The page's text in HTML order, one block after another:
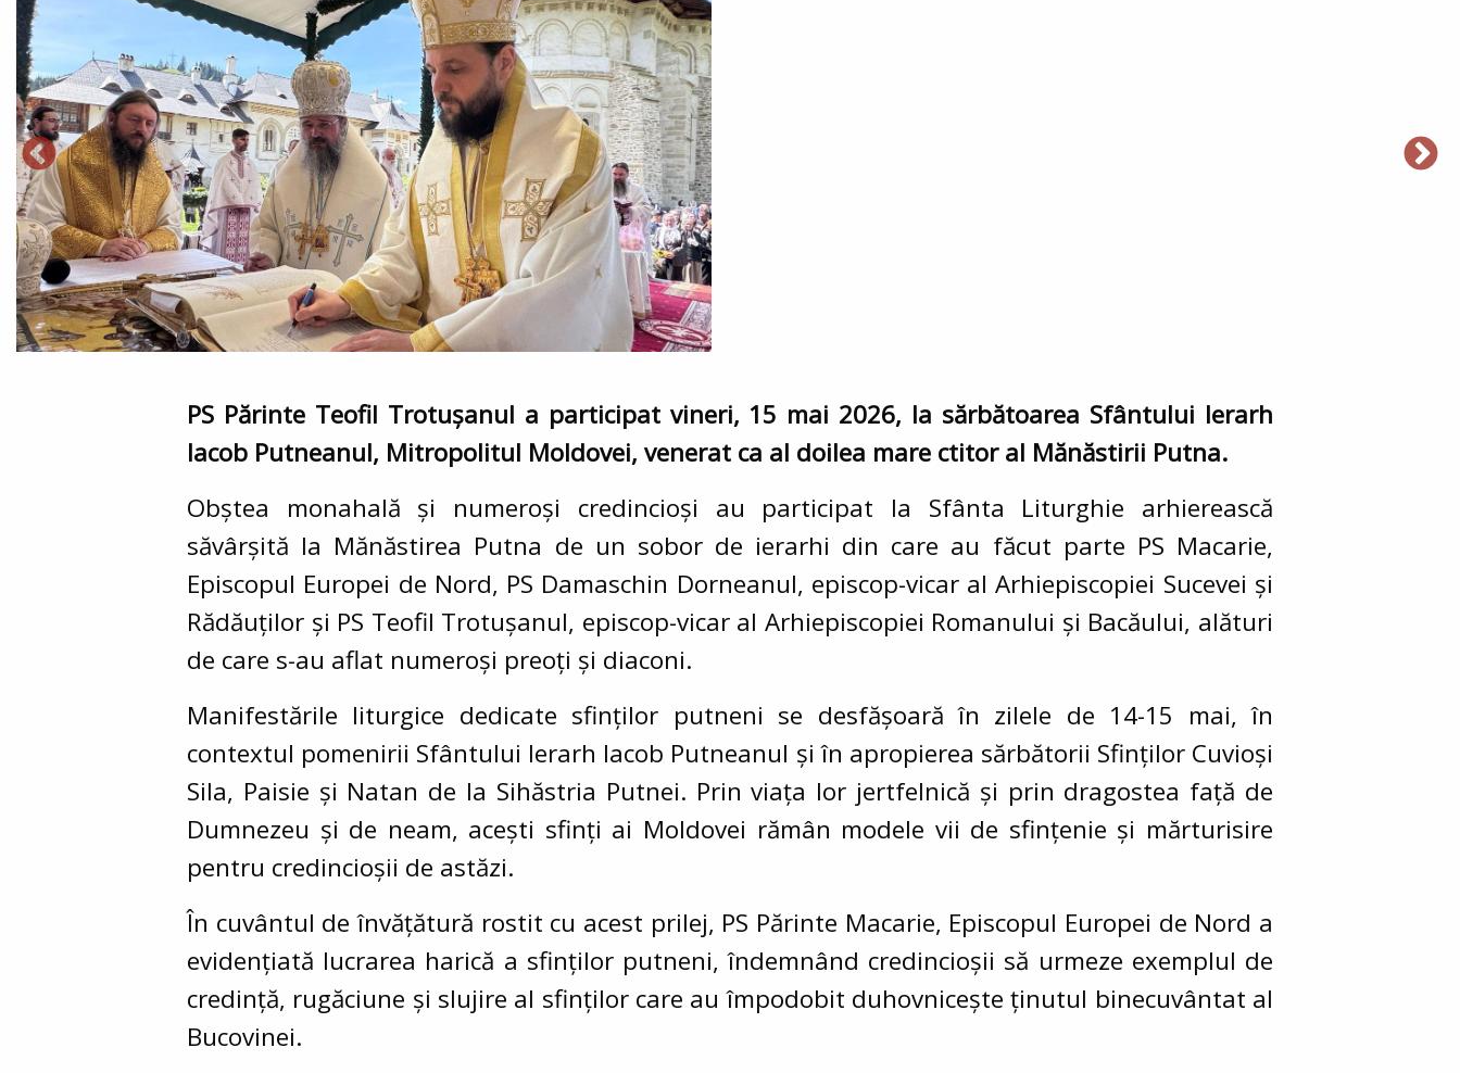
PS Părinte Teofil Trotușanul a participat vineri, 15 mai 2026, la sărbătoarea Sfântului Ierarh
Iacob Putneanul, Mitropolitul Moldovei, venerat ca al doilea mare ctitor al Mănăstirii Putna.
Obștea monahală și numeroși credincioși au participat la Sfânta Liturghie arhierească
săvârșită la Mănăstirea Putna de un sobor de ierarhi din care au făcut parte PS Macarie,
Episcopul Europei de Nord, PS Damaschin Dorneanul, episcop-vicar al Arhiepiscopiei Sucevei și
Rădăuților și PS Teofil Trotușanul, episcop-vicar al Arhiepiscopiei Romanului și Bacăului, alături
de care s-au aflat numeroși preoți și diaconi.
Manifestările liturgice dedicate sfinților putneni se desfășoară în zilele de 14-15 mai, în
contextul pomenirii Sfântului Ierarh Iacob Putneanul și în apropierea sărbătorii Sfinților Cuvioși
Sila, Paisie și Natan de la Sihăstria Putnei. Prin viața lor jertfelnică și prin dragostea față de
Dumnezeu și de neam, acești sfinți ai Moldovei rămân modele vii de sfințenie și mărturisire
pentru credincioșii de astăzi.
În cuvântul de învățătură rostit cu acest prilej, PS Părinte Macarie, Episcopul Europei de Nord a
evidențiată lucrarea harică a sfinților putneni, îndemnând credincioșii să urmeze exemplul de
credință, rugăciune și slujire al sfinților care au împodobit duhovnicește ținutul binecuvântat al
Bucovinei.